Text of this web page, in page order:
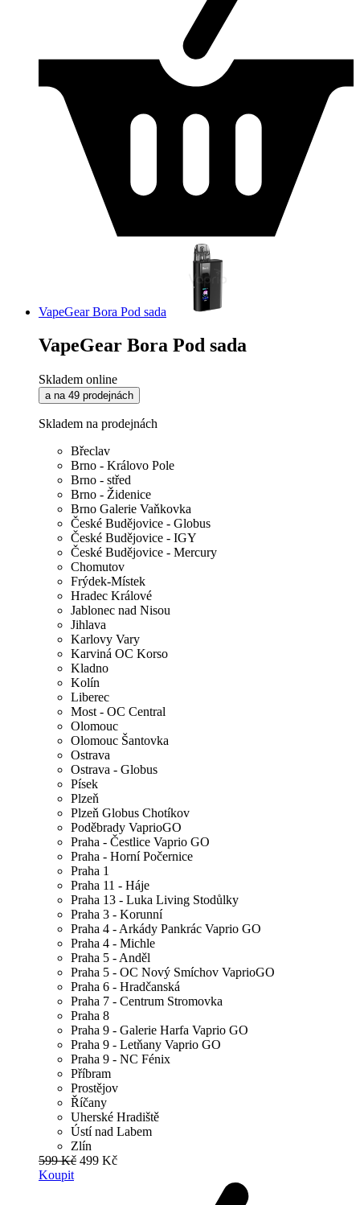
VapeGear Bora Pod sada
VapeGear Bora Pod sada
Skladem online
a na 49 prodejnách
Skladem na prodejnách
Břeclav
Brno - Královo Pole
Brno - střed
Brno - Židenice
Brno Galerie Vaňkovka
České Budějovice - Globus
České Budějovice - IGY
České Budějovice - Mercury
Chomutov
Frýdek-Místek
Hradec Králové
Jablonec nad Nisou
Jihlava
Karlovy Vary
Karviná OC Korso
Kladno
Kolín
Liberec
Most - OC Central
Olomouc
Olomouc Šantovka
Ostrava
Ostrava - Globus
Písek
Plzeň
Plzeň Globus Chotíkov
Poděbrady VaprioGO
Praha - Čestlice Vaprio GO
Praha - Horní Počernice
Praha 1
Praha 11 - Háje
Praha 13 - Luka Living Stodůlky
Praha 3 - Korunní
Praha 4 - Arkády Pankrác Vaprio GO
Praha 4 - Michle
Praha 5 - Anděl
Praha 5 - OC Nový Smíchov VaprioGO
Praha 6 - Hradčanská
Praha 7 - Centrum Stromovka
Praha 8
Praha 9 - Galerie Harfa Vaprio GO
Praha 9 - Letňany Vaprio GO
Praha 9 - NC Fénix
Příbram
Prostějov
Říčany
Uherské Hradiště
Ústí nad Labem
Zlín
599 Kč 499 Kč
Koupit